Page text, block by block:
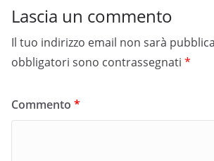
Lascia un commento
Il tuo indirizzo email non sarà
obbligatori sono contrassegnati *
Commento *